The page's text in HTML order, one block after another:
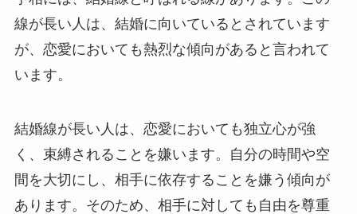
線が長い人は、結婚に向いているとされています
が、恋愛においても熱烈な傾向があると言われて
います。
結婚線が長い人は、恋愛においても独立心が強
く、束縛されることを嫌います。自分の時間や空
間を大切にし、相手に依存することを嫌う傾向が
あります。そのため、相手に対しても自由を尊重